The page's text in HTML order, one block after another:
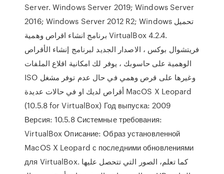
Server. Windows Server 2019; Windows Server
2016; Windows Server 2012 R2; Windows تحميل
برنامج انشاء اقراص وهمية VirtualBox 4.2.4.
فريتشوال بوكس ، الاصدار الجديد لبرنامج إنشاء الأقراص
الوهمية على حاسوبك ، يوفر لك امكانية اقلاع الملفات
ISO وغيرها على قرص وهمي في حال عدم توفر مشغل
أقراص لديك او في حالات عديدة MacOS X Leopard
(10.5.8 for VirtualBox) Год выпуска: 2009
Версия: 10.5.8 Системные требования:
VirtualBox Описание: Образ установленной
MacOS X Leopard с последними обновлениями
для VirtualBox. كما تعلم، الصور التي تتحصل عليها